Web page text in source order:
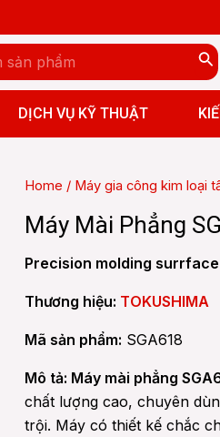
CNC
DỊCH VỤ KỸ THUẬT
CNC
Home / Máy gia công kim loại
Máy Mài Phẳng
Precision molding
Thương hiệu: TOKUSHIMA
Mã sản phẩm: SGA618
Mô tả: Máy mài phẳng
chất lượng cao, chuyên
trội. Máy có thiết kế chắc